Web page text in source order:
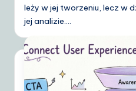
leży w jej tworzeniu, lecz w
jej analizie.…